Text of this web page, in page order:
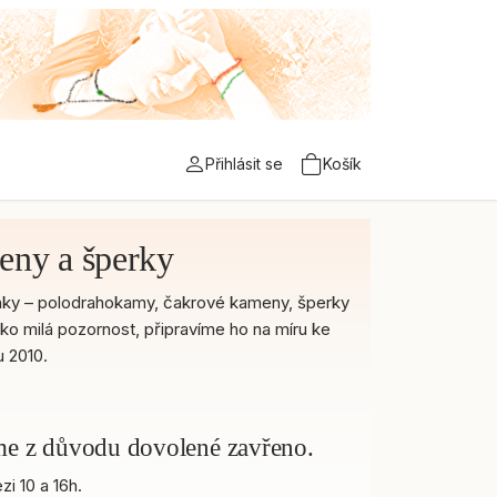
Přihlásit se Košík
a šperky
– polodrahokamy, čakrové kameny, šperky
milá pozornost, připravíme ho na míru ke
2010.
z důvodu dovolené zavřeno.
10 a 16h.